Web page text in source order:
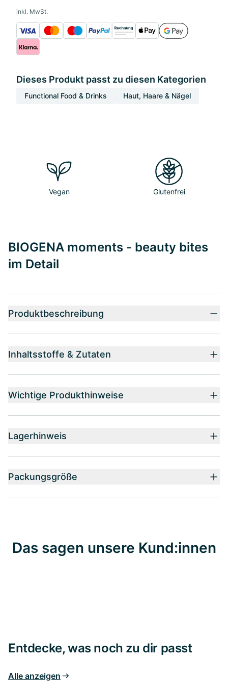
inkl. MwSt.
Dieses Produkt passt zu diesen Kategorien
Functional Food & Drinks Haut, Haare & Nägel
Vegan Glutenfrei
BIOGENA moments - beauty bites
im Detail
Produktbeschreibung
Inhaltsstoffe & Zutaten
Wichtige Produkthinweise
Lagerhinweis
Packungsgröße
Das sagen unsere Kund:innen
Entdecke, was noch zu dir passt
Alle anzeigen